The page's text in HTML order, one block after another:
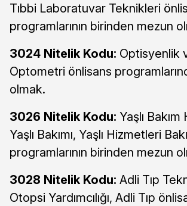
Tıbbi Laboratuvar Teknikleri
programlarının birinden mezun
3024 Nitelik Kodu: Optisyenlik
Optometri önlisans
olmak.
3026 Nitelik Kodu: Yaşlı
Yaşlı Bakımı, Yaşlı Hizmetleri
programlarının birinden mezun
3028 Nitelik Kodu: Adli Tıp
Otopsi Yardımcılığı, Adli Tıp